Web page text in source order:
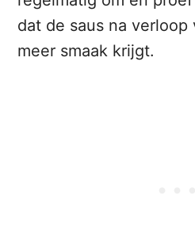
dat de saus na
meer smaak krijgt.